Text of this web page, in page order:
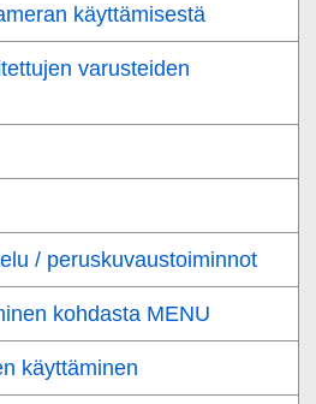
käyttämisestä
varusteiden
/ peruskuvaustoiminnot
kohdasta MENU
käyttäminen